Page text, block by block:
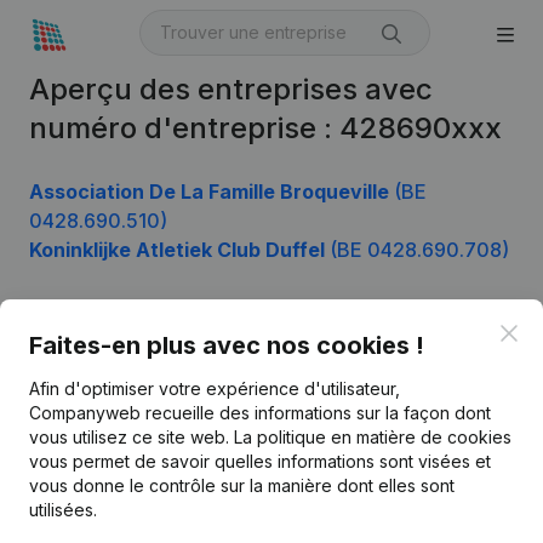
Aperçu des entreprises avec
numéro d'entreprise : 428690xxx
Association De La Famille Broqueville (BE
0428.690.510)
Koninklijke Atletiek Club Duffel (BE 0428.690.708)
Faites-en plus avec nos cookies !
Afin d'optimiser votre expérience d'utilisateur,
Companyweb recueille des informations sur la façon dont
vous utilisez ce site web. La politique en matière de cookies
vous permet de savoir quelles informations sont visées et
vous donne le contrôle sur la manière dont elles sont
utilisées.
Français
Kantorenpark Everest
Produit
Informations d’entreprise
Monitoring
Recherche internationale